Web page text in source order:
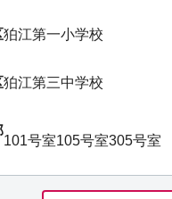
狛江第一小学校
狛江第三中学校
101号室105号室305号室